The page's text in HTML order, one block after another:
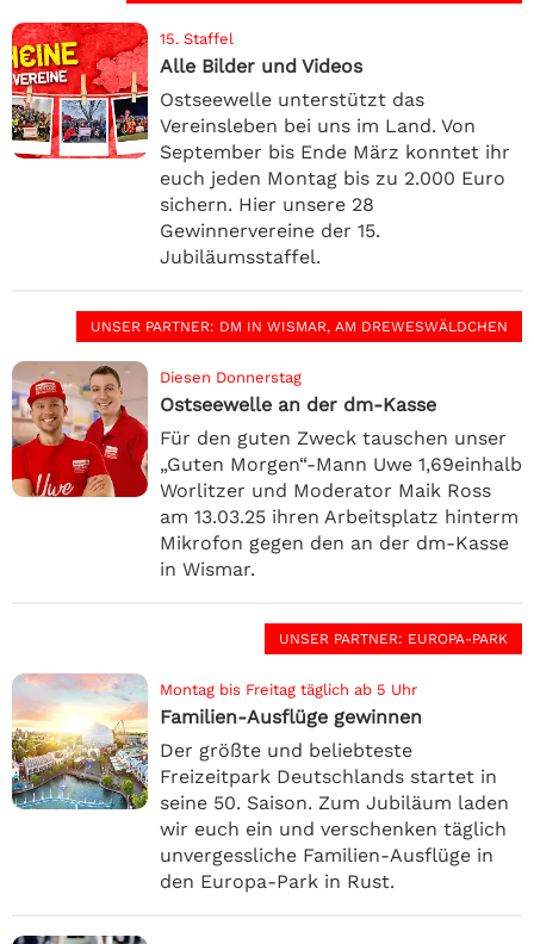
15. Staffel
Alle Bilder und Videos
Ostseewelle unterstützt das
Vereinsleben bei uns im Land. Von
September bis Ende März konntet ihr
euch jeden Montag bis zu 2.000 Euro
sichern. Hier unsere 28
Gewinnervereine der 15.
Jubiläumsstaffel.
UNSER PARTNER: DM IN WISMAR, AM DREWESWÄLDCHEN
Diesen Donnerstag
Ostseewelle an der dm-Kasse
Für den guten Zweck tauschen unser
„Guten Morgen“-Mann Uwe 1,69einhalb
Worlitzer und Moderator Maik Ross
am 13.03.25 ihren Arbeitsplatz hinterm
Mikrofon gegen den an der dm-Kasse
in Wismar.
UNSER PARTNER: EUROPA-PARK
Montag bis Freitag täglich ab 5 Uhr
Familien-Ausflüge gewinnen
Der größte und beliebteste
Freizeitpark Deutschlands startet in
seine 50. Saison. Zum Jubiläum laden
wir euch ein und verschenken täglich
unvergessliche Familien-Ausflüge in
den Europa-Park in Rust.